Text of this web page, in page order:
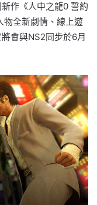
作《人中之龍0 誓約
物全新劇情、線上遊
會與NS2同步於6月